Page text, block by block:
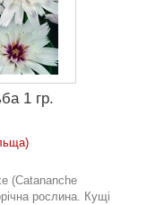
1 гр.
(Catananche
рослина. Кущі